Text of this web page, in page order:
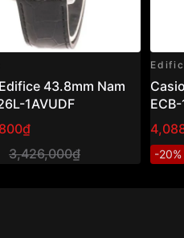
43.8mm Nam
1AVUDF
3,426,000₫ -20%